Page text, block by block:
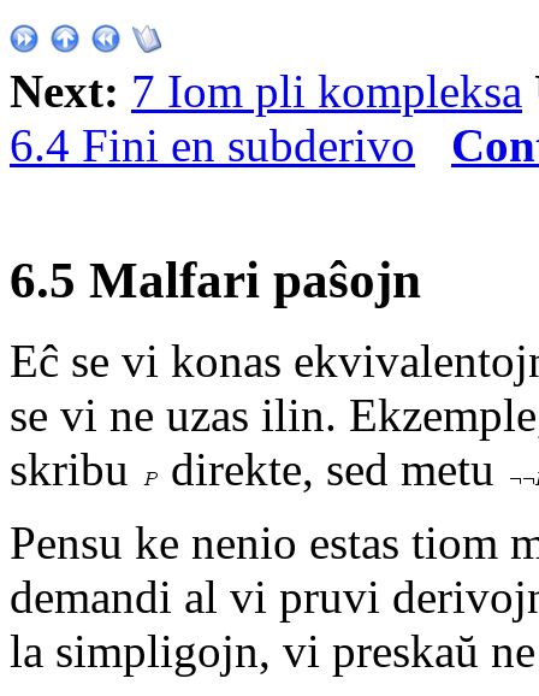
Next: 7 Iom pli kompleksa
6.4 Fini en subderivo
6.5 Malfari paŝojn
Eĉ se vi konas
se vi ne uzas ilin.
skribu
direkte, sed metu
Pensu ke nenio estas tiom
demandi al vi pruvi
la simpligojn, vi preskaŭ